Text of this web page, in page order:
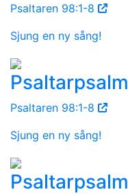
Psaltaren 98:1-8
Sjung en ny sång!
Psaltarpsalm
Psaltaren 98:1-8
Sjung en ny sång!
Psaltarpsalm